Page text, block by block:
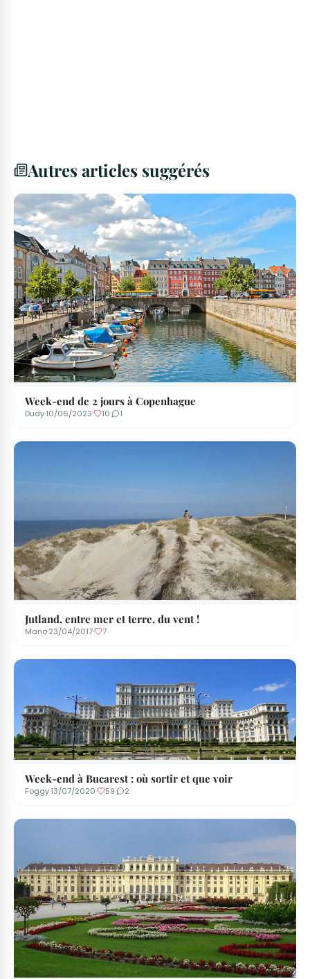
Autres articles suggérés
Week-end de 2 jours à Copenhague
Dudy·10/06/2023· 10· 1
Jutland, entre mer et terre, du vent !
Mano·23/04/2017· 7
Week-end à Bucarest : où sortir et que voir
Foggy·13/07/2020· 59· 2